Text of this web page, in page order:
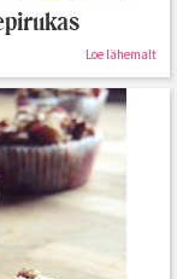
Loe lähemalt